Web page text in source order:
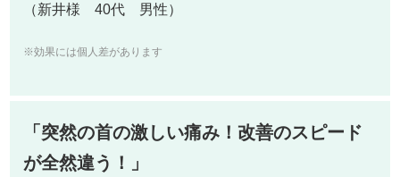
（新井様 40代 男性）
※効果には個人差があります
「突然の首の激しい痛み！改善のスピード
が全然違う！」